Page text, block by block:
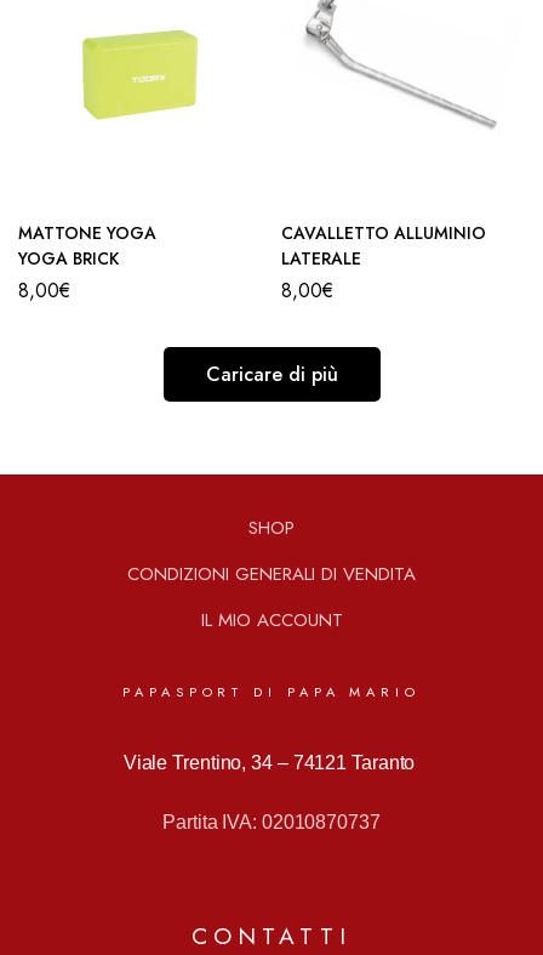
MATTONE YOGA
YOGA BRICK
8,00€
CAVALLETTO ALLUMINIO
LATERALE
8,00€
Caricare di più
SHOP
CONDIZIONI GENERALI DI VENDITA
IL MIO ACCOUNT
PAPASPORT DI PAPA MARIO
Viale Trentino, 34 – 74121 Taranto
Partita IVA: 02010870737
CONTATTI